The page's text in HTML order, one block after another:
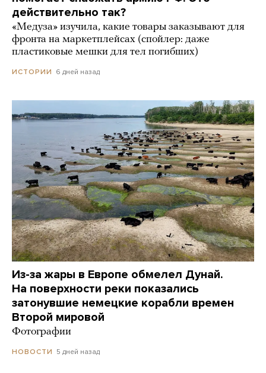
действительно так?
«Медуза» изучила, какие товары заказывают для
фронта на маркетплейсах (спойлер: даже
пластиковые мешки для тел погибших)
ИСТОРИИ 6 дней назад
Из-за жары в Европе обмелел Дунай.
На поверхности реки показались
затонувшие немецкие корабли времен
Второй мировой
Фотографии
НОВОСТИ 5 дней назад